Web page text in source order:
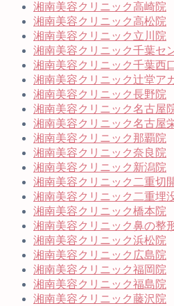
湘南美容クリニック高崎院
湘南美容クリニック高松院
湘南美容クリニック立川院
湘南美容クリニック千葉セ
湘南美容クリニック千葉西
湘南美容クリニック辻堂ア
湘南美容クリニック長野院
湘南美容クリニック名古屋
湘南美容クリニック名古屋
湘南美容クリニック那覇院
湘南美容クリニック奈良院
湘南美容クリニック新潟院
湘南美容クリニック二重切
湘南美容クリニック二重埋
湘南美容クリニック橋本院
湘南美容クリニック鼻の整
湘南美容クリニック浜松院
湘南美容クリニック広島院
湘南美容クリニック福岡院
湘南美容クリニック福島院
湘南美容クリニック藤沢院